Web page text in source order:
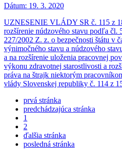
Dátum: 19. 3. 2020
UZNESENIE VLÁDY SR č. 115 z
rozšírenie núdzového stavu podľa čl.
227/2002 Z. z. o bezpečnosti štátu v
výnimočného stavu a núdzového
a na rozšírenie uloženia pracovnej
výkonu zdravotnej starostlivosti a
práva na štrajk niektorým
vlády Slovenskej republiky č. 114 z
prvá stránka
predchádzajúca stránka
1
2
ďalšia stránka
posledná stránka